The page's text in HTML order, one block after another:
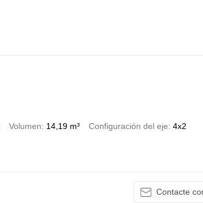
Volumen 14,19 m³ Configuración del eje 4x2
Contacte